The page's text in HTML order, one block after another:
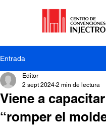
Entrada
Viene a
“romper el
Editor
2 sept 2024 2 min de lectura